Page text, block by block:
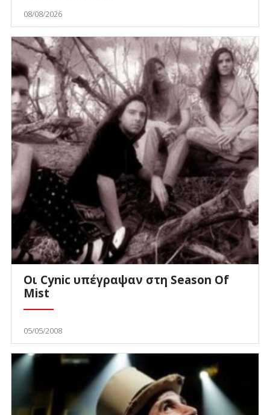
08/08/2026
Οι Cynic υπέγραψαν στη Season Of
Mist
05/05/2008